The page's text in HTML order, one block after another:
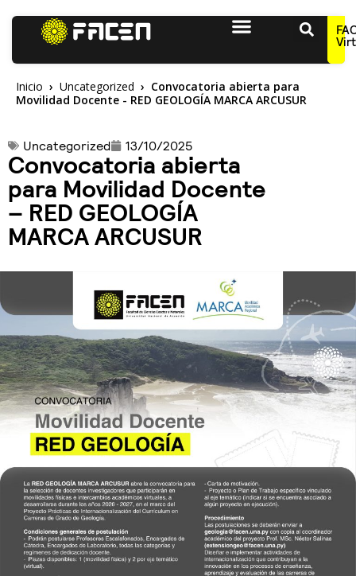
Inicio Uncategorized
Convocatoria abierta para
Movilidad Docente - RED GEOLOGÍA MARCA ARCUSUR
Uncategorized 13/10/2025
Convocatoria abierta
para Movilidad Docente
– RED GEOLOGÍA
MARCA ARCUSUR